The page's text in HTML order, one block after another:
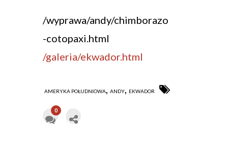
/wyprawa/andy/chimborazo
-cotopaxi.html
/galeria/ekwador.html
AMERYKA POŁUDNIOWA, ANDY, EKWADOR
0